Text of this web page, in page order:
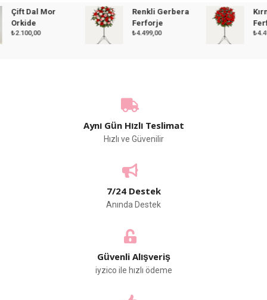
Dal Mor
2.100,00
Renkli Gerbera
Ferforje
4.499,00
Aynı Gün Hızlı Teslimat
Hızlı ve Güvenilir
7/24 Destek
Anında Destek
Güvenli Alışveriş
iyzico ile hızlı ödeme